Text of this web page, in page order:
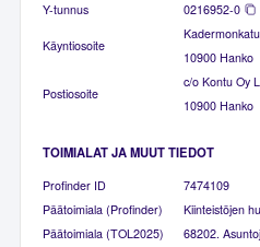
Y-tunnus
0216952-0
Käyntiosoite
10900 Hanko
Postiosoite
c/o Kontu Oy
10900 Hanko
TOIMIALAT JA MUUT TIEDOT
Profinder ID
7474109
Päätoimiala (Profinder)
Kiinteistöjen
Päätoimiala (TOL2025)
68202.